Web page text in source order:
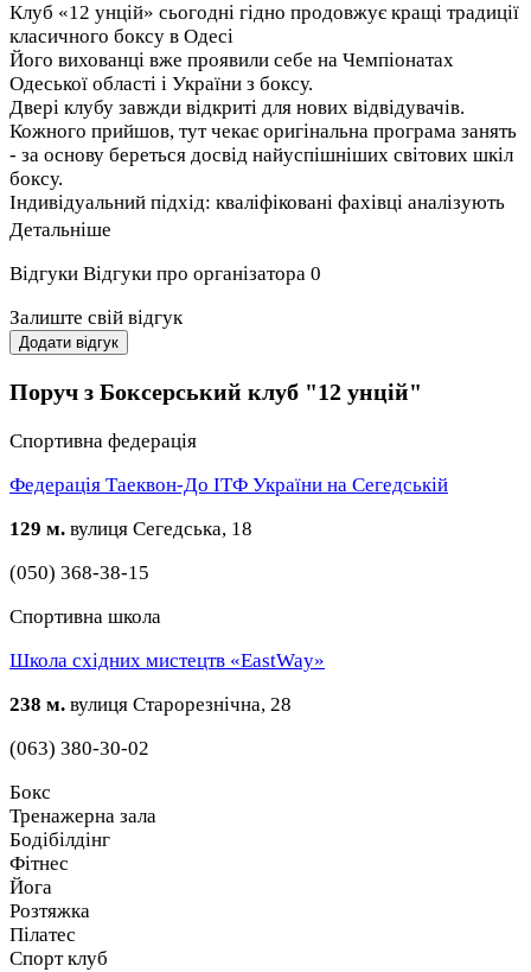
Клуб «12 унцій» сьогодні гідно продовжує кращі традиції
класичного боксу в Одесі
Його вихованці вже проявили себе на Чемпіонатах
Одеської області і України з боксу.
Двері клубу завжди відкриті для нових відвідувачів.
Кожного прийшов, тут чекає оригінальна програма занять
- за основу береться досвід найуспішніших світових шкіл
боксу.
Індивідуальний підхід: кваліфіковані фахівці аналізують
особливості та можливості кожного спортсмена і
ведення бою.
Тут ви будете працювати на реальний результат: Маєте
намір виходити в ринг і боксувати? Бажаєте відкоригувати
фітнесу? Вирішили пов'язати своє життя з боксом?
реалізувати себе!
Не важливо, був у вас до цього досвід тренувань чи ні. Тут
спортсменів з досвідом. Щось своє тут знайде кожен.
Детальніше
Відгуки Відгуки про організатора 0
Залиште свій відгук
Додати відгук
Поруч з Боксерський клуб "12 унцій"
Спортивна федерація
Федерація Таеквон-До ІТФ України на Сегедській
129 м. вулиця Сегедська, 18
(050) 368-38-15
Спортивна школа
Школа східних мистецтв «EastWay»
238 м. вулиця Старорезнічна, 28
(063) 380-30-02
Бокс
Тренажерна зала
Бодібілдінг
Фітнес
Йога
Розтяжка
Пілатес
Спорт клуб